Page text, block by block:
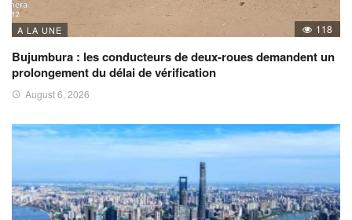
A LA UNE 118
Bujumbura : les conducteurs de deux-roues demandent un
prolongement du délai de vérification
August 6, 2026